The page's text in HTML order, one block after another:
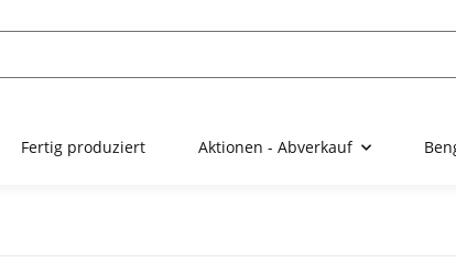
Fertig produziert Aktionen - Abverkauf